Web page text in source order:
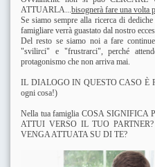
ATTUARLA...bisognerà fare una volta
Se siamo sempre alla ricerca di
famigliare verrà guastato dal nostro
Del resto se siamo noi a fare
"svilirci" e "frustrarci", perché
protagonismo che non arriva mai.
IL DIALOGO IN QUESTO CASO È
ogni cosa!)
Nella tua famiglia COSA
ATTUI VERSO IL TUO
VENGA ATTUATA SU DI TE?